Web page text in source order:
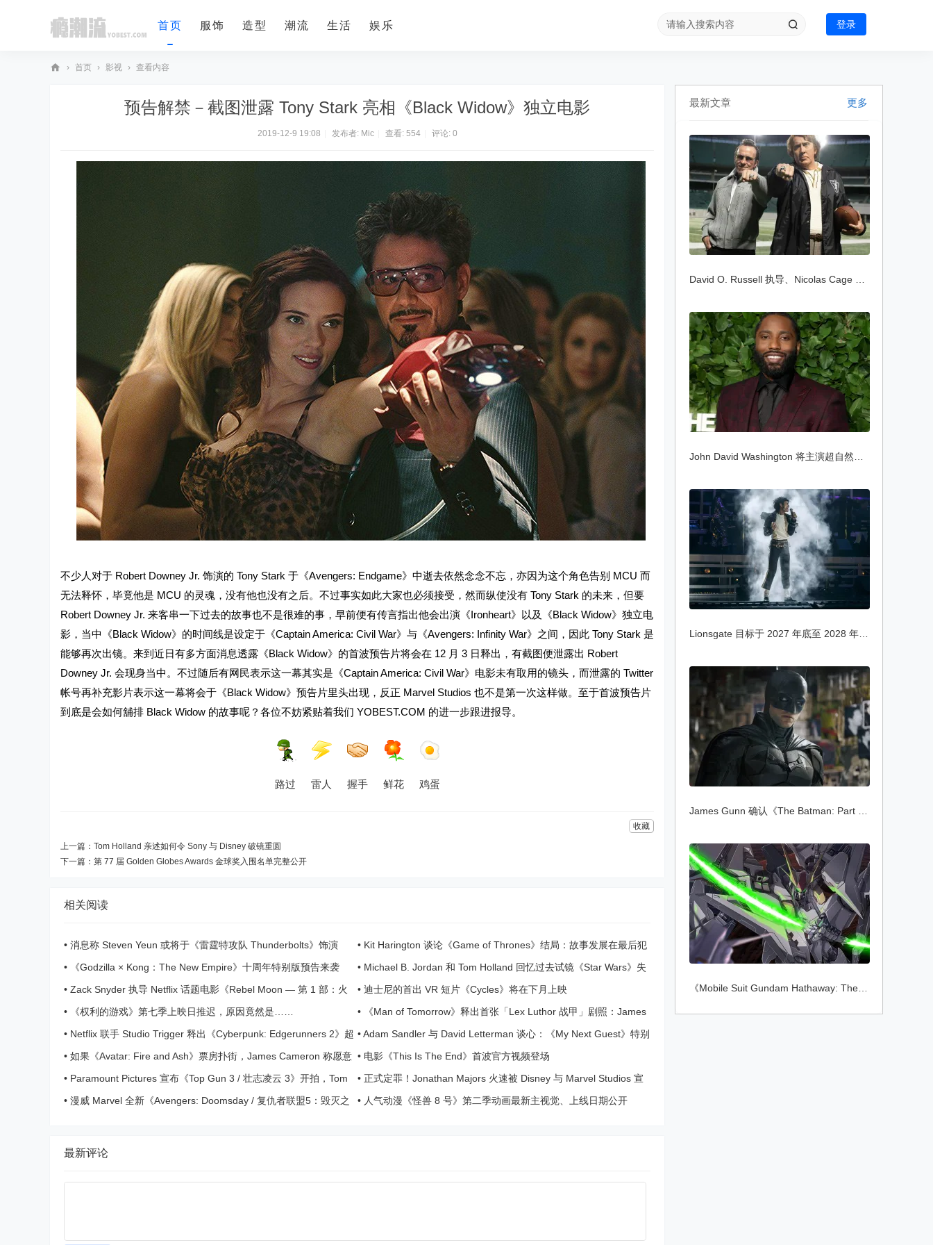
首页 服饰 造型 潮流 生活 娱乐 登录
› 首页 › 影视 › 查看内容
预告解禁－截图泄露 Tony Stark 亮相《Black Widow》独立电影
2019-12-9 19:08 发布者: Mic 查看: 554 评论: 0
不少人对于 Robert Downey Jr. 饰演的 Tony Stark 于《Avengers: Endgame》中逝去依然念念不忘，亦因为这个角色告别 MCU 而
无法释怀，毕竟他是 MCU 的灵魂，没有他也没有之后。不过事实如此大家也必须接受，然而纵使没有 Tony Stark 的未来，但要
Robert Downey Jr. 来客串一下过去的故事也不是很难的事，早前便有传言指出他会出演《Ironheart》以及《Black Widow》独立电
影，当中《Black Widow》的时间线是设定于《Captain America: Civil War》与《Avengers: Infinity War》之间，因此 Tony Stark 是
能够再次出镜。来到近日有多方面消息透露《Black Widow》的首波预告片将会在 12 月 3 日释出，有截图便泄露出 Robert
Downey Jr. 会现身当中。不过随后有网民表示这一幕其实是《Captain America: Civil War》电影未有取用的镜头，而泄露的 Twitter
帐号再补充影片表示这一幕将会于《Black Widow》预告片里头出现，反正 Marvel Studios 也不是第一次这样做。至于首波预告片
到底是会如何舖排 Black Widow 的故事呢？各位不妨紧贴着我们 YOBEST.COM 的进一步跟进报导。
路过 雷人 握手 鲜花 鸡蛋
收藏
上一篇： Tom Holland 亲述如何令 Sony 与 Disney 破镜重圆
下一篇： 第 77 届 Golden Globes Awards 金球奖入围名单完整公开
相关阅读
• 消息称 Steven Yeun 或将于《雷霆特攻队 Thunderbolts》饰演
「哨兵 Sentry」
• Kit Harington 谈论《Game of Thrones》结局：故事发展在最后犯
了一些错误
• 《Godzilla × Kong：The New Empire》十周年特别版预告来袭 • Michael B. Jordan 和 Tom Holland 回忆过去试镜《Star Wars》失
败经历
• Zack Snyder 执导 Netflix 话题电影《Rebel Moon — 第 1 部：火
之女》首周观看次数出炉
• 迪士尼的首出 VR 短片《Cycles》将在下月上映
•
《权利的游戏》第七季上映日推迟，原因竟然是…… •
《Man of Tomorrow》释出首张「Lex Luthor 战甲」剧照：James
Gunn 抢先公开震撼造型
• Netflix 联手 Studio Trigger 释出《Cyberpunk: Edgerunners 2》超
暴力前导预告首曝光
•Adam Sandler 与 David Letterman 谈心：《My Next Guest》特别
篇预告曝光
• 如果《Avatar: Fire and Ash》票房扑街，James Cameron 称愿意
直接放弃整个系列
• 电影《This Is The End》首波官方视频登场
• Paramount Pictures 宣布《Top Gun 3 / 壮志凌云 3》开拍，Tom
Cruise 回归演出
• 正式定罪！Jonathan Majors 火速被 Disney 与 Marvel Studios 宣
布开除
• 漫威 Marvel 全新《Avengers: Doomsday / 复仇者联盟5：毁灭之
• 人气动漫《怪兽 8 号》第二季动画最新主视觉、上线日期公开
最新评论
最新文章 更多